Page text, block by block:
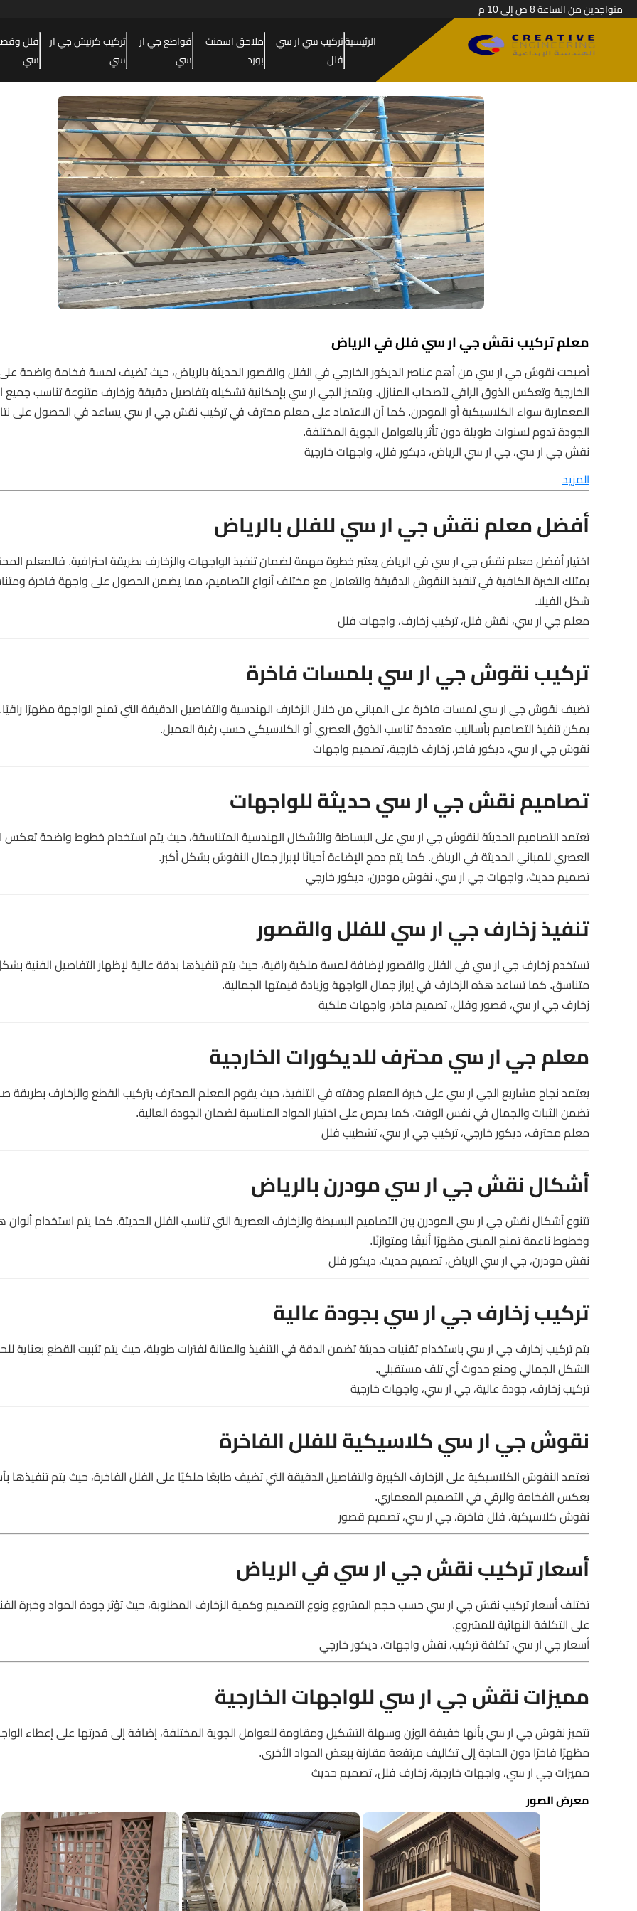
متواجدين من الساعة 8 ص إلى 10 م
الرئيسيةتركيب سي ار سي
فلل
ملاحق اسمنت
بورد
قواطع جي ار
سي
تركيب كرنيش جي ار
سي
فلل
سي
معلم تركيب نقش جي ار سي فلل في الرياض
أصبحت نقوش جي ار سي من أهم عناصر الديكور الخارجي في الفلل والقصور الحديثة بالرياض، حيث تضيف لمسة فخامة واضحة
الخارجية وتعكس الذوق الراقي لأصحاب المنازل. ويتميز الجي ار سي بإمكانية تشكيله بتفاصيل دقيقة وزخارف متنوعة تناسب جميع
المعمارية سواء الكلاسيكية أو المودرن. كما أن الاعتماد على معلم محترف في تركيب نقش جي ار سي يساعد في الحصول على
الجودة تدوم لسنوات طويلة دون تأثر بالعوامل الجوية المختلفة.
نقش جي ار سي، جي ار سي الرياض، ديكور فلل، واجهات خارجية
المزيد
أفضل معلم نقش جي ار سي للفلل بالرياض
اختيار أفضل معلم نقش جي ار سي في الرياض يعتبر خطوة مهمة لضمان تنفيذ الواجهات والزخارف بطريقة احترافية. فالمعلم
يمتلك الخبرة الكافية في تنفيذ النقوش الدقيقة والتعامل مع مختلف أنواع التصاميم، مما يضمن الحصول على واجهة فاخرة
شكل الفيلا.
معلم جي ار سي، نقش فلل، تركيب زخارف، واجهات فلل
تركيب نقوش جي ار سي بلمسات فاخرة
تضيف نقوش جي ار سي لمسات فاخرة على المباني من خلال الزخارف الهندسية والتفاصيل الدقيقة التي تمنح الواجهة مظهرًا
يمكن تنفيذ التصاميم بأساليب متعددة تناسب الذوق العصري أو الكلاسيكي حسب رغبة العميل.
نقوش جي ار سي، ديكور فاخر، زخارف خارجية، تصميم واجهات
تصاميم نقش جي ار سي حديثة للواجهات
تعتمد التصاميم الحديثة لنقوش جي ار سي على البساطة والأشكال الهندسية المتناسقة، حيث يتم استخدام خطوط واضحة تعكس
العصري للمباني الحديثة في الرياض. كما يتم دمج الإضاءة أحيانًا لإبراز جمال النقوش بشكل أكبر.
تصميم حديث، واجهات جي ار سي، نقوش مودرن، ديكور خارجي
تنفيذ زخارف جي ار سي للفلل والقصور
تستخدم زخارف جي ار سي في الفلل والقصور لإضافة لمسة ملكية راقية، حيث يتم تنفيذها بدقة عالية لإظهار التفاصيل الفنية
متناسق. كما تساعد هذه الزخارف في إبراز جمال الواجهة وزيادة قيمتها الجمالية.
زخارف جي ار سي، قصور وفلل، تصميم فاخر، واجهات ملكية
معلم جي ار سي محترف للديكورات الخارجية
يعتمد نجاح مشاريع الجي ار سي على خبرة المعلم ودقته في التنفيذ، حيث يقوم المعلم المحترف بتركيب القطع والزخارف بطريقة
تضمن الثبات والجمال في نفس الوقت. كما يحرص على اختيار المواد المناسبة لضمان الجودة العالية.
معلم محترف، ديكور خارجي، تركيب جي ار سي، تشطيب فلل
أشكال نقش جي ار سي مودرن بالرياض
تتنوع أشكال نقش جي ار سي المودرن بين التصاميم البسيطة والزخارف العصرية التي تناسب الفلل الحديثة. كما يتم استخدام ألوان
وخطوط ناعمة تمنح المبنى مظهرًا أنيقًا ومتوازنًا.
نقش مودرن، جي ار سي الرياض، تصميم حديث، ديكور فلل
تركيب زخارف جي ار سي بجودة عالية
يتم تركيب زخارف جي ار سي باستخدام تقنيات حديثة تضمن الدقة في التنفيذ والمتانة لفترات طويلة، حيث يتم تثبيت القطع بعناية
الشكل الجمالي ومنع حدوث أي تلف مستقبلي.
تركيب زخارف، جودة عالية، جي ار سي، واجهات خارجية
نقوش جي ار سي كلاسيكية للفلل الفاخرة
تعتمد النقوش الكلاسيكية على الزخارف الكبيرة والتفاصيل الدقيقة التي تضيف طابعًا ملكيًا على الفلل الفاخرة، حيث يتم تنفيذها
يعكس الفخامة والرقي في التصميم المعماري.
نقوش كلاسيكية، فلل فاخرة، جي ار سي، تصميم قصور
أسعار تركيب نقش جي ار سي في الرياض
تختلف أسعار تركيب نقش جي ار سي حسب حجم المشروع ونوع التصميم وكمية الزخارف المطلوبة، حيث تؤثر جودة المواد وخبرة
على التكلفة النهائية للمشروع.
أسعار جي ار سي، تكلفة تركيب، نقش واجهات، ديكور خارجي
مميزات نقش جي ار سي للواجهات الخارجية
تتميز نقوش جي ار سي بأنها خفيفة الوزن وسهلة التشكيل ومقاومة للعوامل الجوية المختلفة، إضافة إلى قدرتها على إعطاء
مظهرًا فاخرًا دون الحاجة إلى تكاليف مرتفعة مقارنة ببعض المواد الأخرى.
مميزات جي ار سي، واجهات خارجية، زخارف فلل، تصميم حديث
معرض الصور